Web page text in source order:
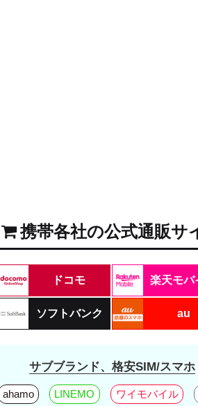
携帯各社の公式通販サ
ドコモ 楽天モバ
ソフトバンク au
サブブランド、格安SIM/スマホ
ahamo LINEMO ワイモバイル